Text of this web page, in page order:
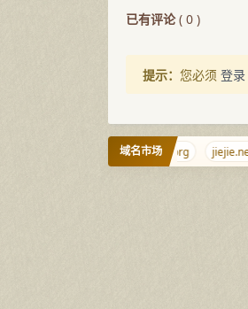
已有评论( 0 )
提示： 您必须 登录
域名市场
lcann.org jiejie.net